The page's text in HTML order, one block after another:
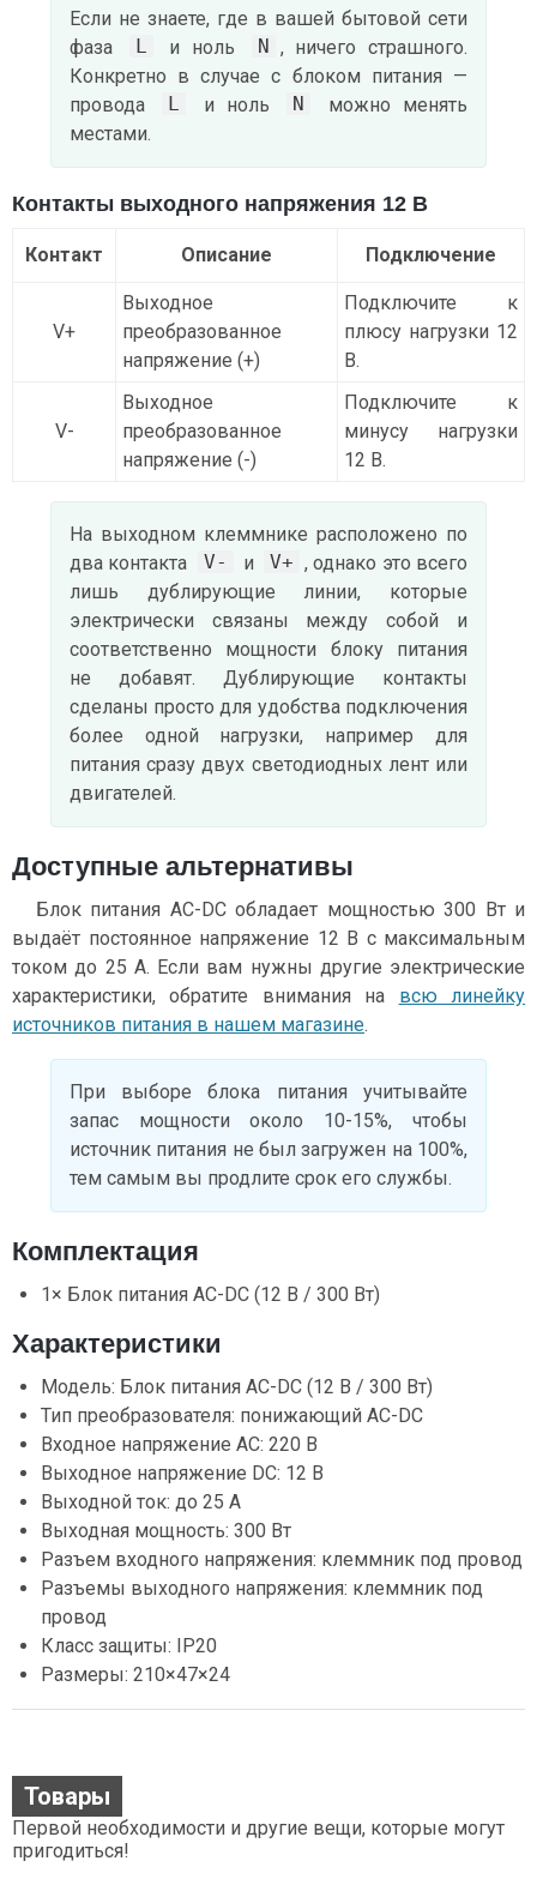
Если не знаете, где в вашей бытовой сети
фаза
L и ноль N
, ничего страшного.
Конкретно в случае с блоком питания —
провода
L и ноль N
можно менять
местами.
Контакты выходного напряжения 12 В
Контакт Описание Подключение
V+
Выходное
преобразованное
напряжение (+)
Подключите к
плюсу нагрузки 12
В.
V-
Выходное
преобразованное
напряжение (-)
Подключите к
минусу нагрузки
12 В.
На выходном клеммнике расположено по
два контакта
V- и V+ , однако это всего
лишь дублирующие линии, которые
электрически связаны между собой и
соответственно мощности блоку питания
не добавят. Дублирующие контакты
сделаны просто для удобства подключения
более одной нагрузки, например для
питания сразу двух светодиодных лент или
двигателей.
Доступные альтернативы
Блок питания AC-DC обладает мощностью 300 Вт и
выдаёт постоянное напряжение 12 В с максимальным
током до 25 А. Если вам нужны другие электрические
характеристики, обратите внимания на всю линейку
источников питания в нашем магазине.
При выборе блока питания учитывайте
запас мощности около 10-15%, чтобы
источник питания не был загружен на 100%,
тем самым вы продлите срок его службы.
Комплектация
1× Блок питания AC-DC (12 В / 300 Вт)
Характеристики
Модель: Блок питания AC-DC (12 В / 300 Вт)
Тип преобразователя: понижающий AC-DC
Входное напряжение AC: 220 В
Выходное напряжение DC: 12 В
Выходной ток: до 25 А
Выходная мощность: 300 Вт
Разъем входного напряжения: клеммник под провод
Разъемы выходного напряжения: клеммник под
провод
Класс защиты: IP20
Размеры: 210×47×24
Товары
Первой необходимости и другие вещи, которые могут
пригодиться!